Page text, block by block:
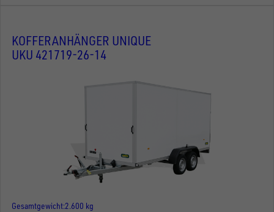
KOFFERANHÄNGER UNIQUE
UKU 421719-26-14
Gesamtgewicht 2.600 kg